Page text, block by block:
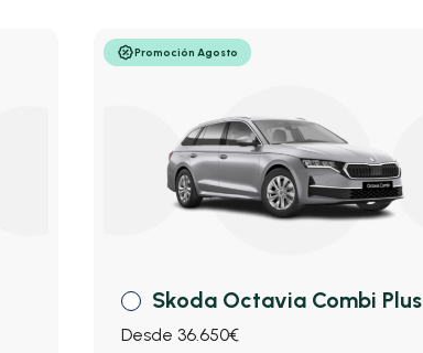
Promoción Agosto
Skoda Octavia Combi Plus
Desde 36.650€